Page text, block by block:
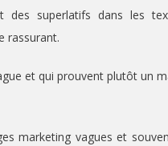
superlatifs dans les
rassurant.
et qui prouvent plutôt un
marketing vagues et